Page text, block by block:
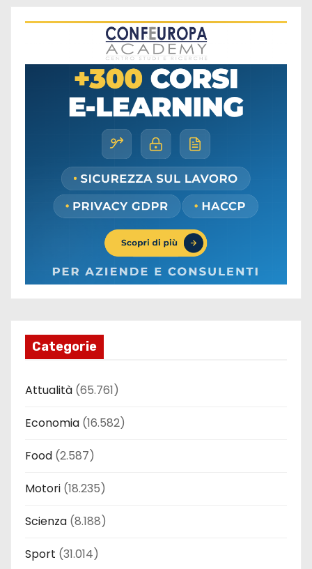
Categorie
Attualità (65.761)
Economia (16.582)
Food (2.587)
Motori (18.235)
Scienza (8.188)
Sport (31.014)